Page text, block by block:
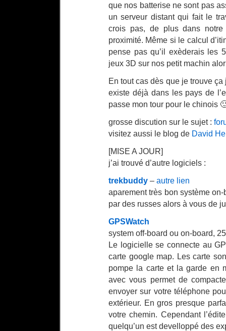
que nos batterise ne sont pas
un serveur distant qui fait le
crois pas, de plus dans
proximité. Même si le calcul
pense pas qu’il exèderais les
jeux 3D sur nos petit machin
En tout cas dès que je trouve
existe déjà dans les pays de
passe mon tour pour le chinois
grosse discution sur le sujet :
visitez aussi le blog de David
[MISE A JOUR]
j’ai trouvé d’autre logiciels :
trekbuddy – autre lien
aparement très bon système
par des russes alors à vous de
GPSWatch
system off-board ou on-board,
Le logicielle se connecte au
carte google map. Les carte
pompe la carte et la garde en
avec vous permet de
envoyer sur votre téléphone
extérieur. En gros presque
votre chemin. Cependant
quelqu’un est develloppé des